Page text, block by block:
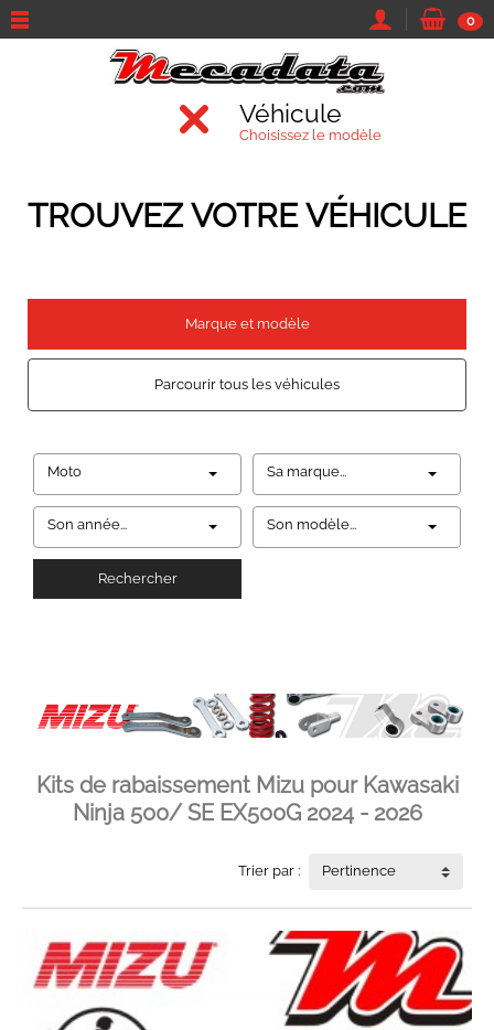
0
Véhicule
Choisissez le modèle
TROUVEZ VOTRE VÉHICULE
Marque et modèle
Parcourir tous les véhicules
Moto Sa marque...
Son année... Son modèle...
Rechercher
Kits de rabaissement Mizu pour Kawasaki
Ninja 500/ SE EX500G 2024 - 2026
Trier par : Pertinence